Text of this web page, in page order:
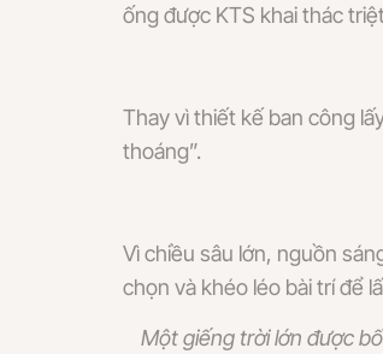
ống được KTS khai thác
Thay vì thiết kế ban công
thoáng”.
Vì chiều sâu lớn, nguồn
chọn và khéo léo bài trí để
Một giếng trời lớn được